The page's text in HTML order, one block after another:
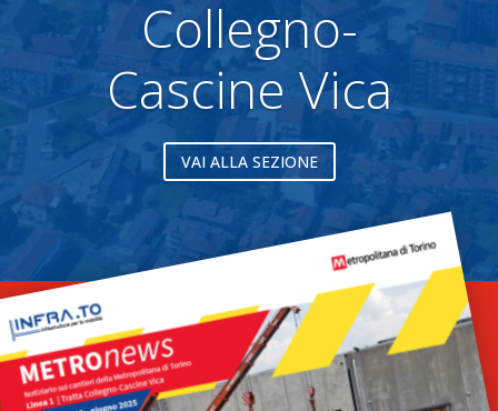
Collegno-
Cascine Vica
VAI ALLA SEZIONE